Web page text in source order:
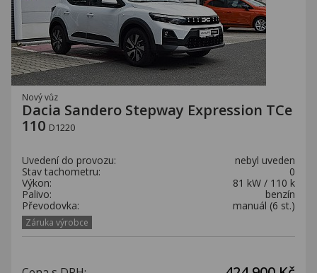
Nový vůz
Dacia Sandero Stepway Expression TCe
110 D1220
Uvedení do provozu:
nebyl uveden
Stav tachometru:
0
Výkon:
81 kW / 110 k
Palivo:
benzín
Převodovka:
manuál (6 st.)
Záruka výrobce